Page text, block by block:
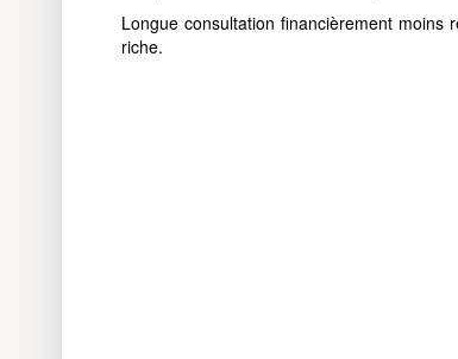
Longue consultation financièrement moins
riche.